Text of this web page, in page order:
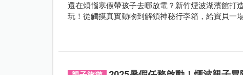
還在煩惱寒假帶孩子去哪放電？新竹煙波湖濱館打
玩！從觸摸真實動物到解鎖神秘行李箱，給寶貝一